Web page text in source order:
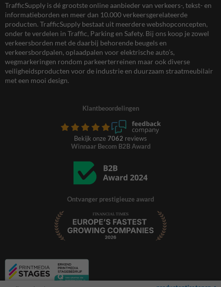
TrafficSupply is dé grootste online aanbieder van verkeers-, tekst- en
informatieborden en meer dan 10.000 verkeersgerelateerde
producten. TrafficSupply bestaat uit meerdere webshopconcepten,
onder te verdelen in Traffic, Parking en Safety. Bij ons koop je zowel
verkeersborden met de daarbij behorende beugels en
verkeersbordpalen, oplaadpalen voor elektrische auto’s,
wegmarkeringen rondom parkeerterreinen maar ook diverse
veiligheidsproducten voor de industrie en duurzaam straatmeubilair
met een mooi design.
Klantbeoordelingen
Bekijk onze 7062 reviews
Winnaar Becom B2B Award
Ontvanger prestigieuze award